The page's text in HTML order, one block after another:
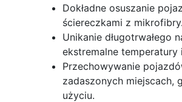
Dokładne osuszanie
ściereczkami z mikrofibry.
Unikanie długotrwałego
ekstremalne temperatury
Przechowywanie
zadaszonych miejscach,
użyciu.